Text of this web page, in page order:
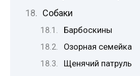
Собаки
Барбоскины
Озорная семейка
Щенячий патруль